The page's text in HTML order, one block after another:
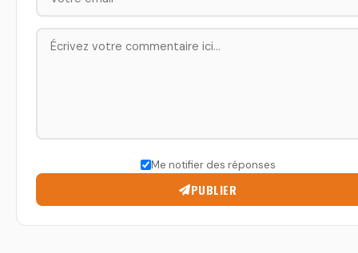
Me notifier des réponses
PUBLIER